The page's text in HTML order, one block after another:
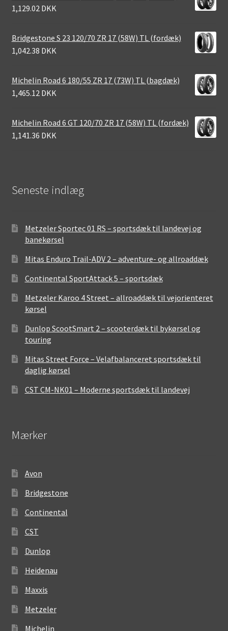
1,129.02 DKK
Bridgestone S 23 120/70 ZR 17 (58W) TL (fordæk)
1,042.38 DKK
Michelin Road 6 180/55 ZR 17 (73W) TL (bagdæk)
1,465.12 DKK
Michelin Road 6 GT 120/70 ZR 17 (58W) TL (fordæk)
1,141.36 DKK
Seneste indlæg
Metzeler Sportec 01 RS – sportsdæk til landevej og
banekørsel
Mitas Enduro Trail-ADV 2 – adventure- og allroaddæk
Continental SportAttack 5 – sportsdæk
Metzeler Karoo 4 Street – allroaddæk til vejorienteret
kørsel
Dunlop ScootSmart 2 – scooterdæk til bykørsel og
touring
Mitas Street Force – Velafbalanceret sportsdæk til
daglig kørsel
CST CM-NK01 – Moderne sportsdæk til landevej
Mærker
Avon
Bridgestone
Continental
CST
Dunlop
Heidenau
Maxxis
Metzeler
Michelin